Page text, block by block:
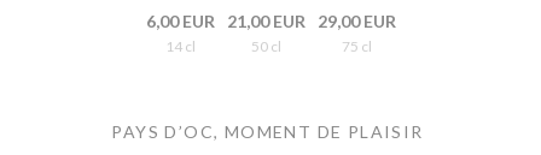
6,00 EUR
14 cl
21,00 EUR
50 cl
29,00 EUR
75 cl
PAYS D’OC, MOMENT DE PLAISIR